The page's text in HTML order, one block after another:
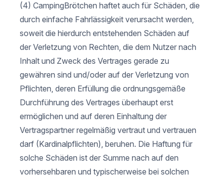
(4) CampingBrötchen haftet auch für Schäden, die
durch einfache Fahrlässigkeit verursacht werden,
soweit die hierdurch entstehenden Schäden auf
der Verletzung von Rechten, die dem Nutzer nach
Inhalt und Zweck des Vertrages gerade zu
gewähren sind und/oder auf der Verletzung von
Pflichten, deren Erfüllung die ordnungsgemäße
Durchführung des Vertrages überhaupt erst
ermöglichen und auf deren Einhaltung der
Vertragspartner regelmäßig vertraut und vertrauen
darf (Kardinalpflichten), beruhen. Die Haftung für
solche Schäden ist der Summe nach auf den
vorhersehbaren und typischerweise bei solchen